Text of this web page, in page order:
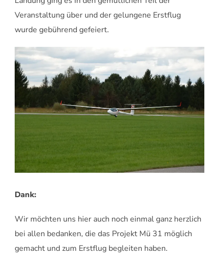
Veranstaltung über und der gelungene Erstflug
wurde gebührend gefeiert.
Dank:
Wir möchten uns hier auch noch einmal ganz herzlich
bei allen bedanken, die das Projekt Mü 31 möglich
gemacht und zum Erstflug begleiten haben.